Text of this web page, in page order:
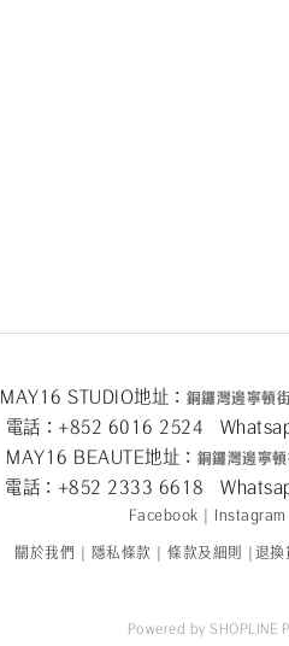
MAY16 STUDIO地址： 銅鑼灣邊寧頓
電話：+852 6016 2524
MAY16 BEAUTE地址： 銅鑼灣邊寧
電話：+852 2333 6618
Facebook Instagram
關於我們 隱私條款 條款及細則 退換
Powered by SHOPLINE